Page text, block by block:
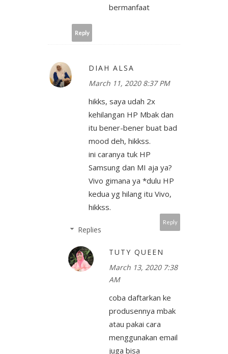
bermanfaat
Reply
DIAH ALSA
March 11, 2020 8:37 PM
hikks, saya udah 2x
kehilangan HP Mbak dan
itu bener-bener buat bad
mood deh, hikkss.
ini caranya tuk HP
Samsung dan MI aja ya?
Vivo gimana ya *dulu HP
kedua yg hilang itu Vivo,
hikkss.
Reply
Replies
TUTY QUEEN
March 13, 2020 7:38
AM
coba daftarkan ke
produsennya mbak
atau pakai cara
menggunakan email
juga bisa